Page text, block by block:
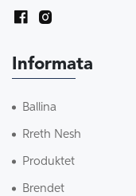
Informata
Ballina
Rreth Nesh
Produktet
Brendet